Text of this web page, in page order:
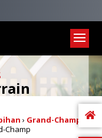
› Grand-Champ
›
Champ